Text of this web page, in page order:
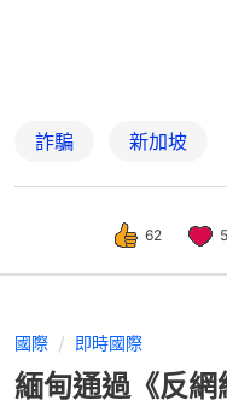
詐騙 新加坡
62 5
國際 即時國際
緬甸通過《反